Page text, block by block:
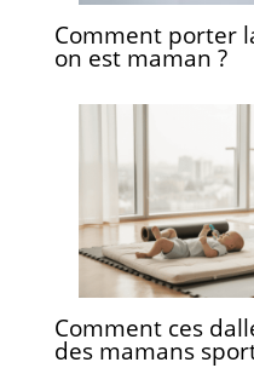
Comment porter
on est maman ?
Comment ces
des mamans